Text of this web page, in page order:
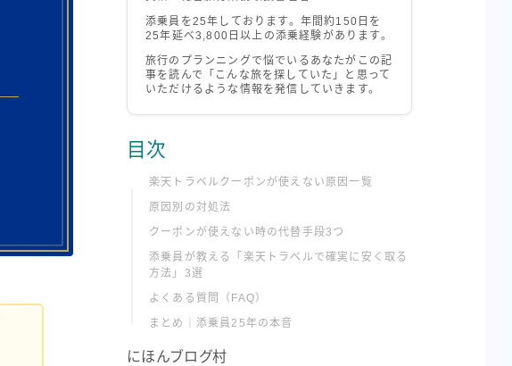
添乗員を25年しております。年間約150日を
25年延べ3,800日以上の添乗経験があります。
旅行のプランニングで悩でいるあなたがこの記
事を読んで「こんな旅を探していた」と思って
いただけるような情報を発信していきます。
目次
楽天トラベルクーポンが使えない原因一覧
原因別の対処法
クーポンが使えない時の代替手段3つ
添乗員が教える「楽天トラベルで確実に安く取る
方法」3選
よくある質問（FAQ）
まとめ｜添乗員25年の本音
にほんブログ村